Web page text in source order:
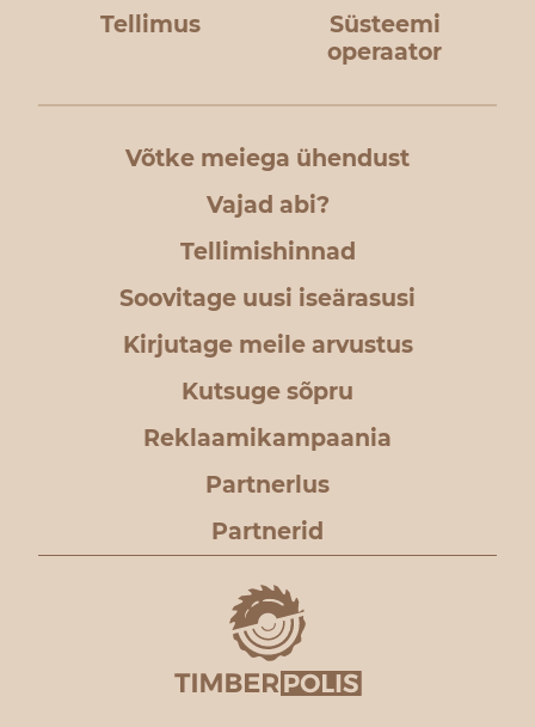
Tellimus
Süsteemi
operaator
Võtke meiega ühendust
Vajad abi?
Tellimishinnad
Soovitage uusi iseärasusi
Kirjutage meile arvustus
Kutsuge sõpru
Reklaamikampaania
Partnerlus
Partnerid